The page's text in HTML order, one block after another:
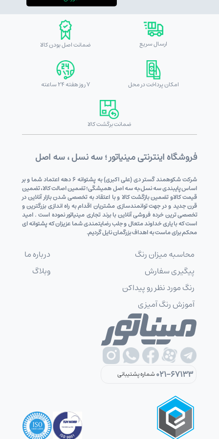
ارسال سریع ضمانت اصل بودن کالا
امکان پرداخت در محل 7 روز هفته 24 ساعته
ضمانت برگشت کالا
فروشگاه اینترنتی مینیاتور ؛ سه نسل ، سه اصل
شرکت شکوهمند گستر دی (علی اکبری) به پشتوانه 6 دهه اعتماد شما و بر
اساس پایبندی سه نسل،به سه اصل همیشگی؛ تضمین اصالت کالا، تضمین
قیمت کالاو تضمین بازگشت کالا و با اعتقاد به تخصصی شدن بازار آنلاین در
قرن جدید و در جهت توانمندسازی مشتریان اقدام به راه اندازی بزرگترین و
تخصصی ترین خرده فروشی آنلاین با برند تجاری مینیاتور نموده است . امید
است که با یاری خداوند متعال و جلب رضایتمندی شما عزیزان که پشتوانه ای
محکم برای ماست به اهداف بزرگمان نایل گردیم.
محاسبه میزان رنگ
پیگیری سفارش
رنگ مورد نظر رو پیداکن
آموزش رنگ آمیزی
درباره ما
وبلاگ
021-67133شماره پشتیبانی